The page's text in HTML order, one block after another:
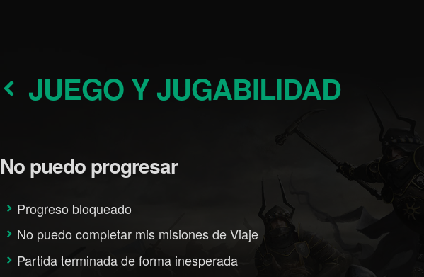
JUEGO Y JUGABILIDAD
No puedo progresar
Progreso bloqueado
No puedo completar mis misiones de Viaje
Partida terminada de forma inesperada